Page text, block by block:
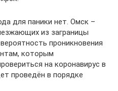
для паники нет. Омск –
из заграницы
проникновения
которым
на коронавирус в
проведён в порядке